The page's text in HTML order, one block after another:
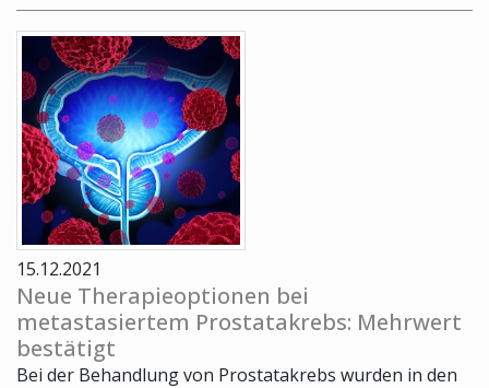
15.12.2021
Neue Therapieoptionen bei
metastasiertem Prostatakrebs: Mehrwert
bestätigt
Bei der Behandlung von Prostatakrebs wurden in den